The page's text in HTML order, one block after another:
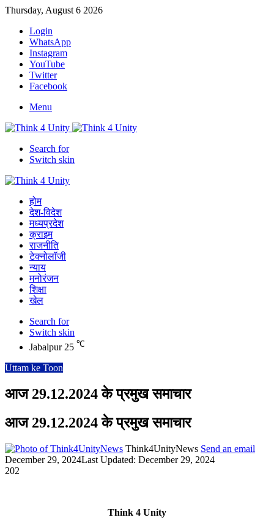
Thursday, August 6 2026
Login
WhatsApp
Instagram
YouTube
Twitter
Facebook
Menu
Search for
Switch skin
होम
देश-विदेश
मध्यप्रदेश
क्राइम
राजनीति
टेक्नोलॉजी
न्याय
मनोरंजन
शिक्षा
खेल
Search for
Switch skin
Jabalpur 25 ℃
Uttam ke Toon
आज 29.12.2024 के प्रमुख समाचार
आज 29.12.2024 के प्रमुख समाचार
Think4UnityNews Send an email
December 29, 2024Last Updated: December 29, 2024
202
Think 4 Unity